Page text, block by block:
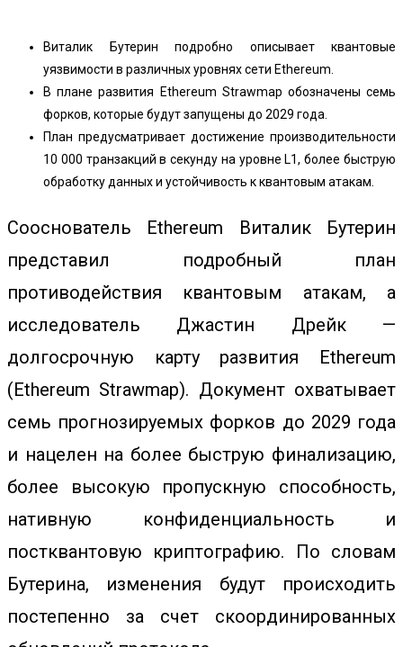
Виталик Бутерин подробно описывает квантовые
уязвимости в различных уровнях сети Ethereum.
В плане развития Ethereum Strawmap обозначены семь
форков, которые будут запущены до 2029 года.
План предусматривает достижение производительности
10 000 транзакций в секунду на уровне L1, более быструю
обработку данных и устойчивость к квантовым атакам.
Сооснователь Ethereum Виталик Бутерин
представил подробный план
противодействия квантовым атакам, а
исследователь Джастин Дрейк —
долгосрочную карту развития Ethereum
(Ethereum Strawmap). Документ охватывает
семь прогнозируемых форков до 2029 года
и нацелен на более быструю финализацию,
более высокую пропускную способность,
нативную конфиденциальность и
постквантовую криптографию. По словам
Бутерина, изменения будут происходить
постепенно за счет скоординированных